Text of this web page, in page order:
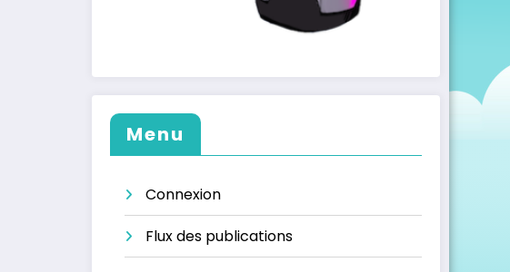
Menu
Connexion
Flux des publications